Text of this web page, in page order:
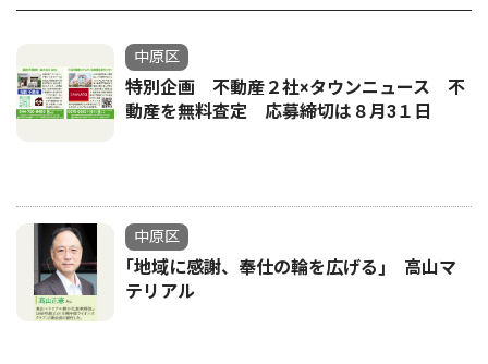
中原区
特別企画 不動産２社×タウンニュース 不
動産を無料査定 応募締切は８月3１日
中原区
｢地域に感謝、奉仕の輪を広げる｣ 高山マ
テリアル